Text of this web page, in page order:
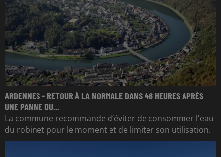
ARDENNES - RETOUR À LA NORMALE DANS 48 HEURES APRÈS
UNE PANNE DU...
La commune recommande d’éviter de consommer l'eau
du robinet pour le moment et de limiter son utilisation.